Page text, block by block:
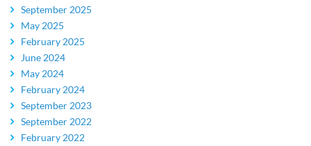
September 2025
May 2025
February 2025
June 2024
May 2024
February 2024
September 2023
September 2022
February 2022